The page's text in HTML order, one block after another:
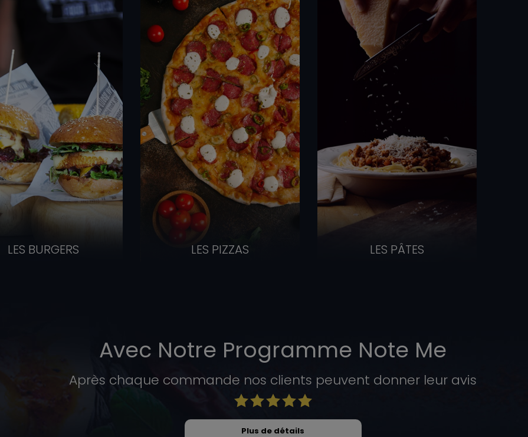
LES BURGERS LES PIZZAS LES PÂTES
Avec Notre Programme Note Me
Après chaque commande nos clients peuvent donner leur avis
Plus de détails